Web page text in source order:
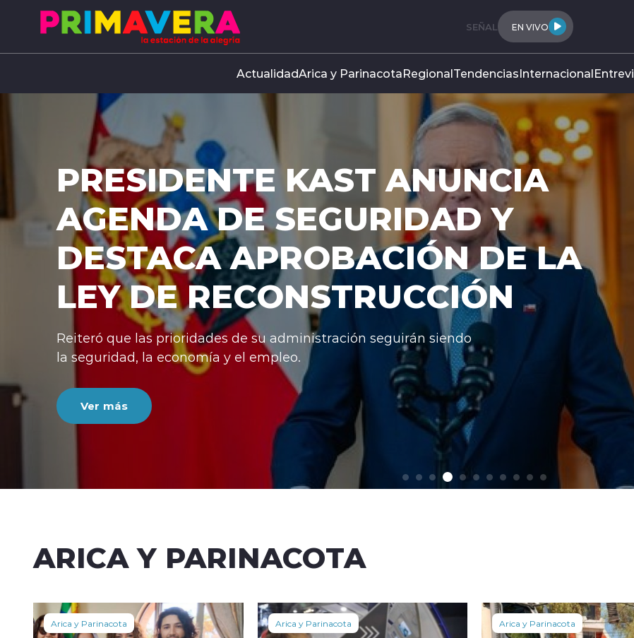
SEÑAL EN VIVO
ActualidadArica y ParinacotaRegionalTendenciasInternacional
PRESIDENTE KAST ANUNCIA
AGENDA DE SEGURIDAD Y
DESTACA APROBACIÓN DE LA
LEY DE RECONSTRUCCIÓN
Reiteró que las prioridades de su administración seguirán siendo
la seguridad, la economía y el empleo.
Ver más
ARICA Y PARINACOTA
Arica y Parinacota Arica y Parinacota Arica y Parinacota